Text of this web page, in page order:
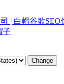
| 白帽谷歌SEO
子